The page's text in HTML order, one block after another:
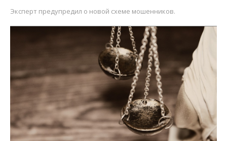
Эксперт предупредил о новой схеме мошенников.